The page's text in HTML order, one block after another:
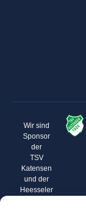
Wir sind
Sponsor
der
TSV
Katensen
und der
Heesseler